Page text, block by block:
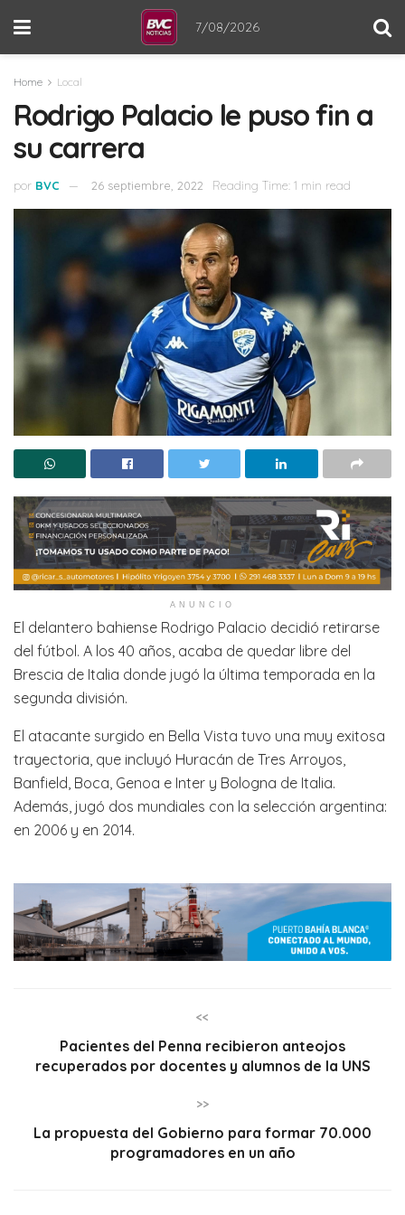
7/08/2026
Home Local
Rodrigo Palacio le puso fin a
su carrera
por BVC 26 septiembre, 2022 Reading Time: 1 min read
ANUNCIO
El delantero bahiense Rodrigo Palacio decidió retirarse
del fútbol. A los 40 años, acaba de quedar libre del
Brescia de Italia donde jugó la última temporada en la
segunda división.
El atacante surgido en Bella Vista tuvo una muy exitosa
trayectoria, que incluyó Huracán de Tres Arroyos,
Banfield, Boca, Genoa e Inter y Bologna de Italia.
Además, jugó dos mundiales con la selección argentina:
en 2006 y en 2014.
<<
Pacientes del Penna recibieron anteojos
recuperados por docentes y alumnos de la UNS
>>
La propuesta del Gobierno para formar 70.000
programadores en un año